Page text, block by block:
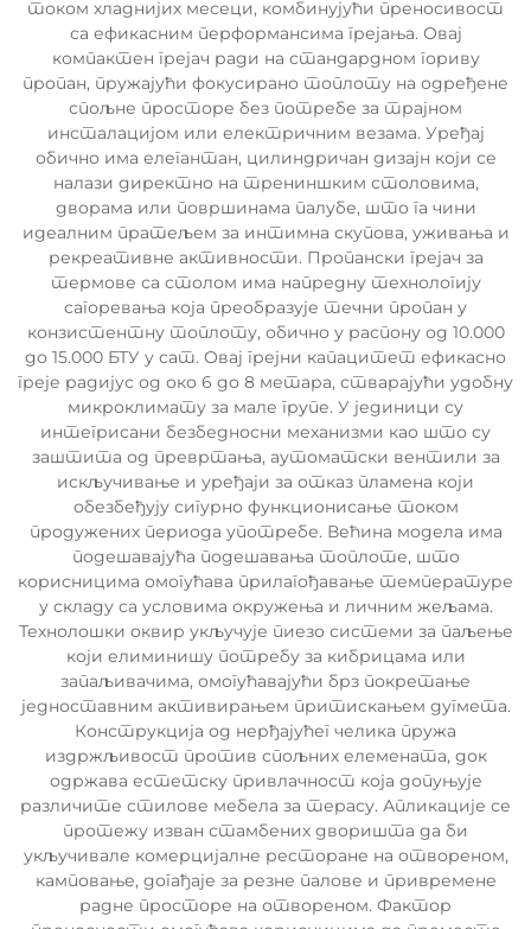
током хладнијих месеци, комбинујући преносивост
са ефикасним перформансима грејања. Овај
компактен грејач ради на стандардном гориву
пропан, пружајући фокусирано топлоту на одређене
спољне просторе без потребе за трајном
инсталацијом или електричним везама. Уређај
обично има елегантан, цилиндричан дизајн који се
налази директно на трениншким столовима,
дворама или површинама палубе, што га чини
идеалним пратељем за интимна скупова, уживања и
рекреативне активности. Пропански грејач за
термове са столом има напредну технологију
сагоревања која преобразује течни пропан у
конзистентну топлоту, обично у распону од 10.000
до 15.000 БТУ у сат. Овај грејни капацитет ефикасно
греје радијус од око 6 до 8 метара, стварајући удобну
микроклимату за мале групе. У јединици су
интегрисани безбедносни механизми као што су
заштита од превртања, аутоматски вентили за
искључивање и уређаји за отказ пламена који
обезбеђују сигурно функционисање током
продужених периода употребе. Већина модела има
подешавајућа подешавања топлоте, што
корисницима омогућава прилагођавање температуре
у складу са условима окружења и личним жељама.
Технолошки оквир укључује пиезо системи за паљење
који елиминишу потребу за кибрицама или
запаљивачима, омогућавајући брз покретање
једноставним активирањем притискањем дугмета.
Конструкција од нерђајућег челика пружа
издржљивост против спољних елемената, док
одржава естетску привлачност која допуњује
различите стилове мебела за терасу. Апликације се
протежу изван стамбених дворишта да би
укључивале комерцијалне ресторане на отвореном,
камповање, догађаје за резне палове и привремене
радне просторе на отвореном. Фактор